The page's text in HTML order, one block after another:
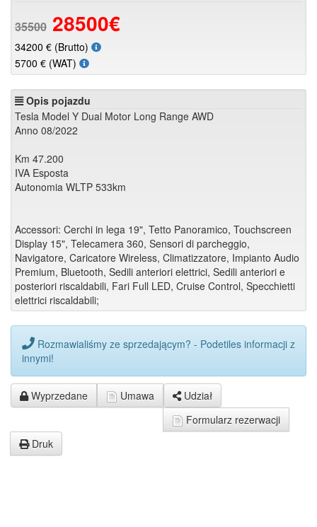
35500 28500€
34200 € (Brutto)
5700 € (WAT)
Opis pojazdu
Tesla Model Y Dual Motor Long Range AWD
Anno 08/2022
Km 47.200
IVA Esposta
Autonomia WLTP 533km
Accessori: Cerchi in lega 19", Tetto Panoramico, Touchscreen
Display 15", Telecamera 360, Sensori di parcheggio,
Navigatore, Caricatore Wireless, Climatizzatore, Impianto Audio
Premium, Bluetooth, Sedili anteriori elettrici, Sedili anteriori e
posteriori riscaldabili, Fari Full LED, Cruise Control, Specchietti
elettrici riscaldabili;
Rozmawialiśmy ze sprzedającym? - Podetiles informacji z
innymi!
Wyprzedane Udział
Umawa
Formularz rezerwacji
Druk